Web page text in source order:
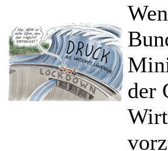
der